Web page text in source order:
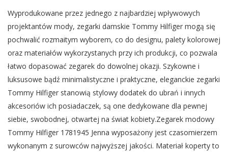
Wyprodukowane przez jednego z najbardziej wpływowych
projektantów mody, zegarki damskie Tommy Hilfiger mogą się
pochwalić rozmaitym wyborem, co do designu, palety kolorowej
oraz materiałów wykorzystanych przy ich produkcji, co pozwala
łatwo dopasować zegarek do dowolnej okazji. Szykowne i
luksusowe bądź minimalistyczne i praktyczne, eleganckie zegarki
Tommy Hilfiger stanowią stylowy dodatek do ubrań i innych
akcesoriów ich posiadaczek, są one dedykowane dla pewnej
siebie, swobodnej, otwartej na świat kobiety.Zegarek modowy
Tommy Hilfiger 1781945 Jenna wyposażony jest czasomierzem
wykonanym z surowców najwyższej jakości. Materiał koperty to